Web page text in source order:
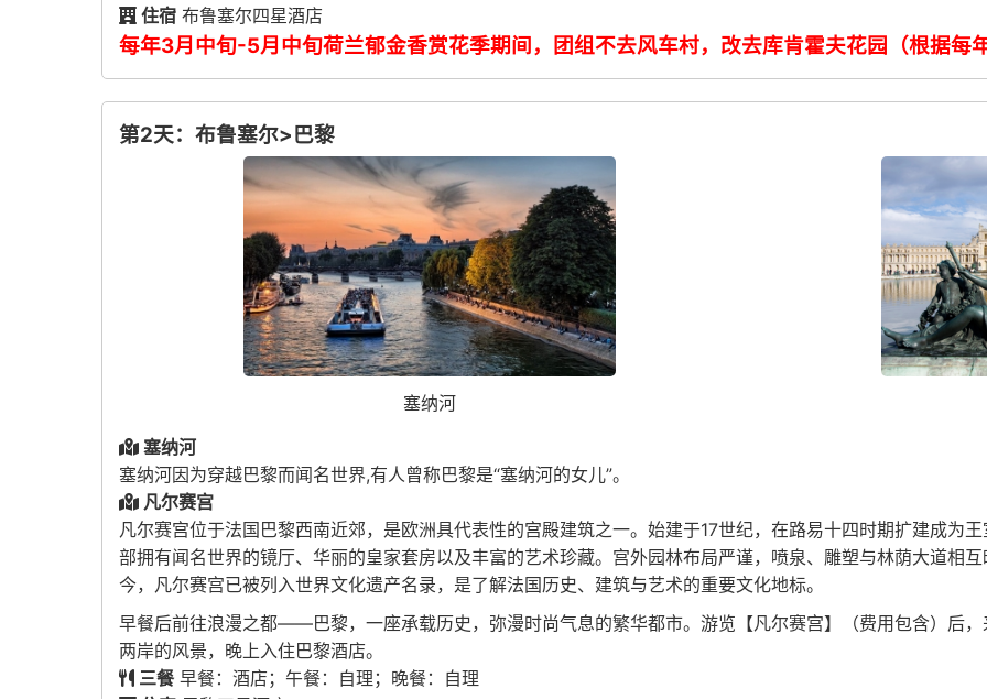
住宿 布鲁塞尔四星酒店
每年3月中旬-5月中旬荷兰郁金香赏花季期间，团组不去风车村，改去库肯霍夫花园（根据每
第2天：布鲁塞尔>巴黎
塞纳河
塞纳河
塞纳河因为穿越巴黎而闻名世界,有人曾称巴黎是“塞纳河的女儿”。
凡尔赛宫
凡尔赛宫位于法国巴黎西南近郊，是欧洲具代表性的宫殿建筑之一。始建于17世纪，在路易十四时期扩建成为
部拥有闻名世界的镜厅、华丽的皇家套房以及丰富的艺术珍藏。宫外园林布局严谨，喷泉、雕塑与林荫大道相
今，凡尔赛宫已被列入世界文化遗产名录，是了解法国历史、建筑与艺术的重要文化地标。
早餐后前往浪漫之都——巴黎，一座承载历史，弥漫时尚气息的繁华都市。游览【凡尔赛宫】（费用包含）后
两岸的风景，晚上入住巴黎酒店。
三餐 早餐：酒店；午餐：自理；晚餐：自理